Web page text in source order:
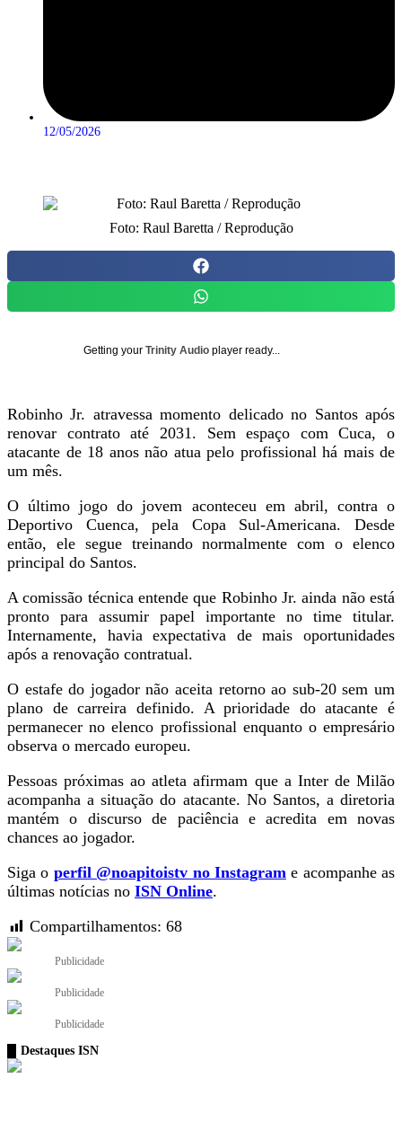
12/05/2026
Foto: Raul Baretta / Reprodução
Getting your Trinity Audio player ready...
Robinho Jr. atravessa momento delicado no Santos após
renovar contrato até 2031. Sem espaço com Cuca, o
atacante de 18 anos não atua pelo profissional há mais de
um mês.
O último jogo do jovem aconteceu em abril, contra o
Deportivo Cuenca, pela Copa Sul-Americana. Desde
então, ele segue treinando normalmente com o elenco
principal do Santos.
A comissão técnica entende que Robinho Jr. ainda não está
pronto para assumir papel importante no time titular.
Internamente, havia expectativa de mais oportunidades
após a renovação contratual.
O estafe do jogador não aceita retorno ao sub-20 sem um
plano de carreira definido. A prioridade do atacante é
permanecer no elenco profissional enquanto o empresário
observa o mercado europeu.
Pessoas próximas ao atleta afirmam que a Inter de Milão
acompanha a situação do atacante. No Santos, a diretoria
mantém o discurso de paciência e acredita em novas
chances ao jogador.
Siga o perfil @noapitoistv no Instagrame acompanhe as
últimas notícias no ISN Online.
Compartilhamentos: 68
Publicidade
Publicidade
Publicidade
Destaques ISN